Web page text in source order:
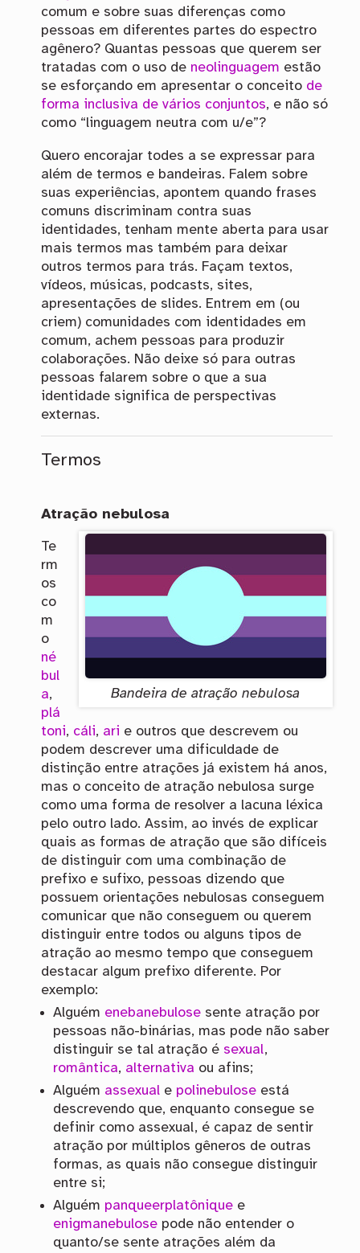
comum e sobre suas diferenças como
pessoas em diferentes partes do espectro
agênero? Quantas pessoas que querem ser
tratadas com o uso de neolinguagem estão
se esforçando em apresentar o conceito de
forma inclusiva de vários conjuntos, e não só
como “linguagem neutra com u/e”?
Quero encorajar todes a se expressar para
além de termos e bandeiras. Falem sobre
suas experiências, apontem quando frases
comuns discriminam contra suas
identidades, tenham mente aberta para usar
mais termos mas também para deixar
outros termos para trás. Façam textos,
vídeos, músicas, podcasts, sites,
apresentações de slides. Entrem em (ou
criem) comunidades com identidades em
comum, achem pessoas para produzir
colaborações. Não deixe só para outras
pessoas falarem sobre o que a sua
identidade significa de perspectivas
externas.
Termos
Atração nebulosa
Bandeira de atração nebulosa
Te
rm
os
co
m
o
né
bul
a,
plá
toni, cáli, ari e outros que descrevem ou
podem descrever uma dificuldade de
distinção entre atrações já existem há anos,
mas o conceito de atração nebulosa surge
como uma forma de resolver a lacuna léxica
pelo outro lado. Assim, ao invés de explicar
quais as formas de atração que são difíceis
de distinguir com uma combinação de
prefixo e sufixo, pessoas dizendo que
possuem orientações nebulosas conseguem
comunicar que não conseguem ou querem
distinguir entre todos ou alguns tipos de
atração ao mesmo tempo que conseguem
destacar algum prefixo diferente. Por
exemplo:
Alguém enebanebulose sente atração por
pessoas não-binárias, mas pode não saber
distinguir se tal atração é sexual,
romântica, alternativa ou afins;
Alguém assexuale polinebuloseestá
descrevendo que, enquanto consegue se
definir como assexual, é capaz de sentir
atração por múltiplos gêneros de outras
formas, as quais não consegue distinguir
entre si;
Alguém panqueerplatôniquee
enigmanebulosepode não entender o
quanto/se sente atrações além da